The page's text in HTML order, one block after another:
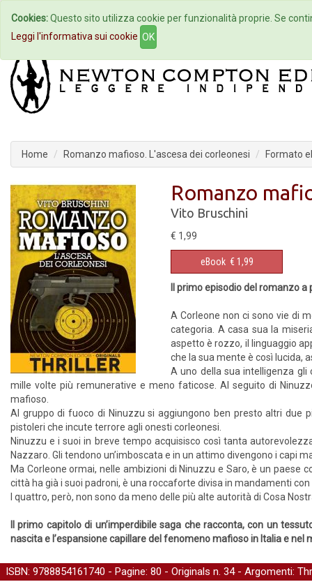
Home Autori Eventi
Home Romanzo mafioso. L'ascesa dei corleonesi Formato
Romanzo
Vito Bruschini
€ 1,99
eBook € 1,99
Il primo episodio del romanzo
A Corleone non ci sono vie di
categoria. A casa sua la
aspetto è rozzo, il linguaggio
che la sua mente è così lucida,
A uno della sua intelligenza
mille volte più remunerative e meno faticose. Al seguito di
mafioso.
Al gruppo di fuoco di Ninuzzu si aggiungono ben presto altri due
pistoleri che incute terrore agli onesti corleonesi.
Ninuzzu e i suoi in breve tempo acquisisco così tanta
Nazzaro. Gli tendono un’imboscata e in un attimo divengono i capi
Ma Corleone ormai, nelle ambizioni di Ninuzzu e Saro, è un paese
città ha già i suoi padroni, è una roccaforte divisa in mandamenti
I quattro, però, non sono da meno delle più alte autorità di Cosa
Il primo capitolo di un’imperdibile saga che racconta, con un
nascita e l’espansione capillare del fenomeno mafioso in Italia e nel
ISBN: 9788854161740 - Pagine: 80 - Originals n. 34 - Argomenti:
Cookies:Questo sito utilizza cookie per funzionalità proprie. Se
Leggi l'informativa sui cookie OK